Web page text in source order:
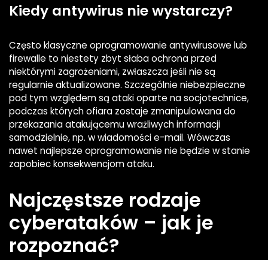
Kiedy antywirus nie wystarczy?
Często klasyczne oprogramowanie antywirusowe lub
firewalle to niestety zbyt słaba ochrona przed
niektórymi zagrożeniami, zwłaszcza jeśli nie są
regularnie aktualizowane. Szczególnie niebezpieczne
pod tym względem są ataki oparte na socjotechnice,
podczas których ofiara zostaje zmanipulowana do
przekazania atakującemu wrażliwych informacji
samodzielnie, np. w wiadomości e-mail. Wówczas
nawet najlepsze oprogramowanie nie będzie w stanie
zapobiec konsekwencjom ataku.
Najczęstsze rodzaje
cyberataków – jak je
rozpoznać?